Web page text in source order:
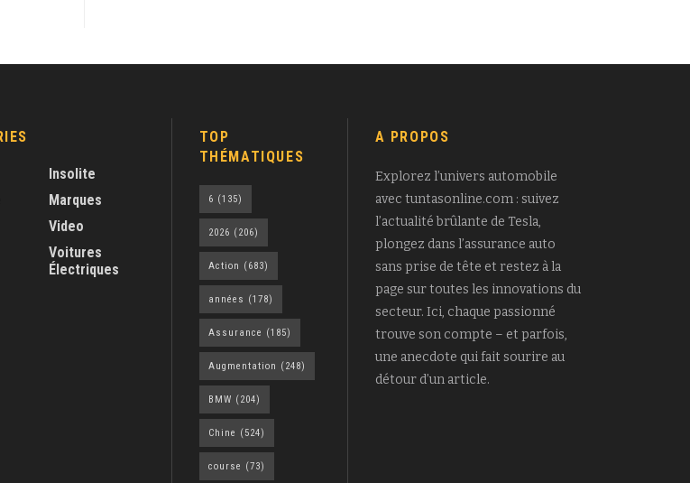
Insolite
Marques
Video
Voitures
Électriques
TOP
THÉMATIQUES
6 (135)
2026 (206)
Action (683)
années (178)
Assurance (185)
Augmentation (248)
BMW (204)
Chine (524)
course (73)
A PROPOS
Explorez l’univers automobile
avec tuntasonline.com : suivez
l’actualité brûlante de Tesla,
plongez dans l’assurance auto
sans prise de tête et restez à la
page sur toutes les innovations du
secteur. Ici, chaque passionné
trouve son compte – et parfois,
une anecdote qui fait sourire au
détour d’un article.